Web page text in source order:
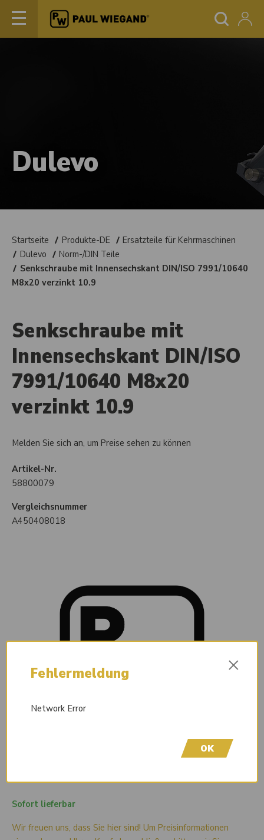
Dulevo
Startseite Produkte-DE
Ersatzteile für Kehrmaschinen
Dulevo
Norm-/DIN Teile
Senkschraube mit Innensechskant DIN/ISO 7991/10640
M8x20 verzinkt 10.9
Senkschraube mit
Innensechskant DIN/ISO
7991/10640 M8x20
verzinkt 10.9
Melden Sie sich an, um Preise sehen zu können
Artikel-Nr.
58800079
Vergleichsnummer
A450408018
Sofort lieferbar
Wir freuen uns, dass Sie hier sind! Um Preisinformationen
Fehlermeldung ×
Network Error
OK